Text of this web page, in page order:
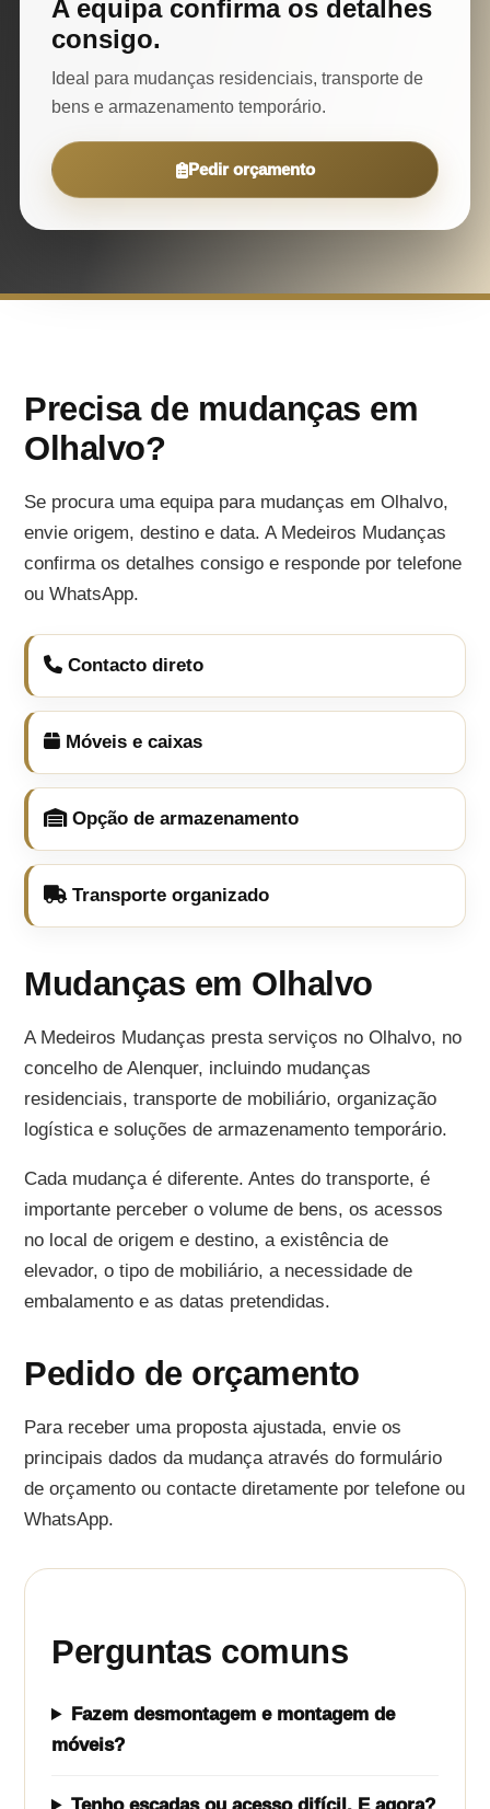
A equipa confirma os detalhes
consigo.
Ideal para mudanças residenciais, transporte de
bens e armazenamento temporário.
Pedir orçamento
Precisa de mudanças em
Olhalvo?
Se procura uma equipa para mudanças em Olhalvo,
envie origem, destino e data. A Medeiros Mudanças
confirma os detalhes consigo e responde por telefone
ou WhatsApp.
Contacto direto
Móveis e caixas
Opção de armazenamento
Transporte organizado
Mudanças em Olhalvo
A Medeiros Mudanças presta serviços no Olhalvo, no
concelho de Alenquer, incluindo mudanças
residenciais, transporte de mobiliário, organização
logística e soluções de armazenamento temporário.
Cada mudança é diferente. Antes do transporte, é
importante perceber o volume de bens, os acessos
no local de origem e destino, a existência de
elevador, o tipo de mobiliário, a necessidade de
embalamento e as datas pretendidas.
Pedido de orçamento
Para receber uma proposta ajustada, envie os
principais dados da mudança através do formulário
de orçamento ou contacte diretamente por telefone ou
WhatsApp.
Perguntas comuns
Fazem desmontagem e montagem de
móveis?